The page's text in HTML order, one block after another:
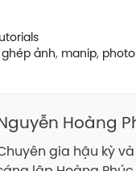
ghép ảnh, manip,
Hoàng
gia hậu kỳ